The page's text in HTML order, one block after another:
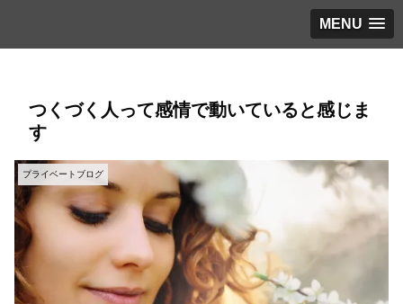
MENU
つくづく人って感情で動いていると感じま
す
プライベートブログ